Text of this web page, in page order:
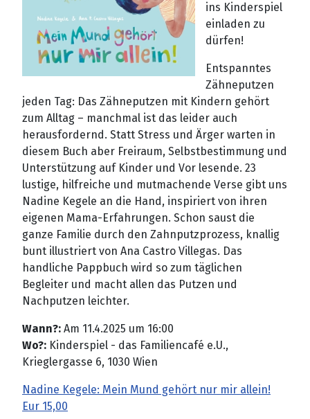
ins Kinderspiel
einladen zu
dürfen!
Entspanntes
Zähneputzen
jeden Tag: Das Zähneputzen mit Kindern gehört
zum Alltag – manchmal ist das leider auch
herausfordernd. Statt Stress und Ärger warten in
diesem Buch aber Freiraum, Selbstbestimmung und
Unterstützung auf Kinder und Vor lesende. 23
lustige, hilfreiche und mutmachende Verse gibt uns
Nadine Kegele an die Hand, inspiriert von ihren
eigenen Mama-Erfahrungen. Schon saust die
ganze Familie durch den Zahnputzprozess, knallig
bunt illustriert von Ana Castro Villegas. Das
handliche Pappbuch wird so zum täglichen
Begleiter und macht allen das Putzen und
Nachputzen leichter.
Wann?: Am 11.4.2025 um 16:00
Wo?: Kinderspiel - das Familiencafé e.U.,
Krieglergasse 6, 1030 Wien
Nadine Kegele: Mein Mund gehört nur mir allein!
Eur 15,00